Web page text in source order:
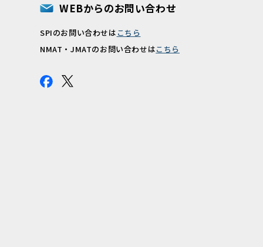
WEBからのお問い合わせ
SPIのお問い合わせは こちら
NMAT・JMATのお問い合わせはこちら